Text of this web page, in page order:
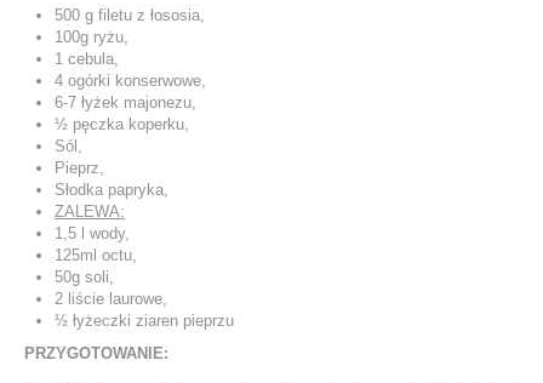
500 g filetu z łososia,
100g ryżu,
1 cebula,
4 ogórki konserwowe,
6-7 łyżek majonezu,
½ pęczka koperku,
Sól,
Pieprz,
Słodka papryka,
ZALEWA:
1,5 l wody,
125ml octu,
50g soli,
2 liście laurowe,
½ łyżeczki ziaren pieprzu
PRZYGOTOWANIE: